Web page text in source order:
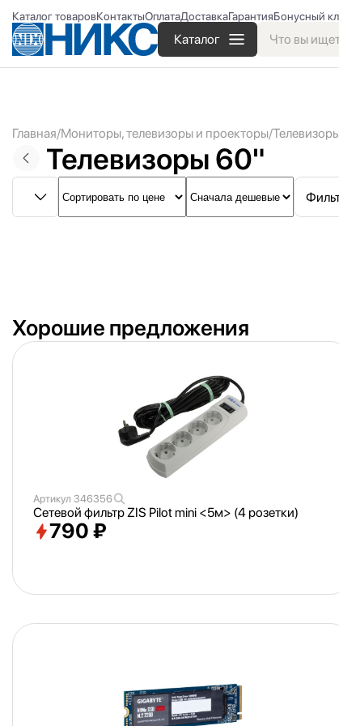
Каталог товаровКонтактыОплатаДоставкаГарантияБонусный
Каталог
Главная Мониторы, телевизоры и проекторы
Телевизоры 60"
Хорошие предложения
Артикул 346356
Сетевой фильтр ZIS Pilot mini <5м> (4 розетки)
790 ₽